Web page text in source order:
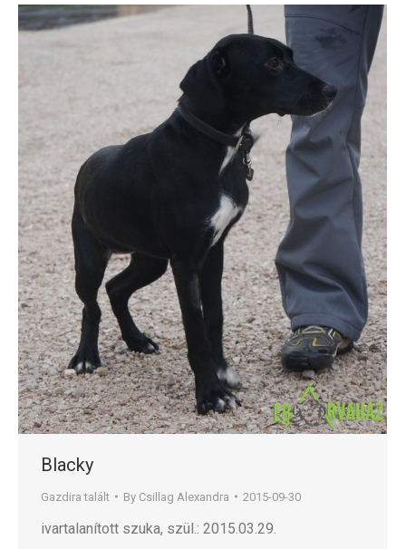
Blacky
Gazdira talált By Csillag Alexandra 2015-09-30
ivartalanított szuka, szül.: 2015.03.29.